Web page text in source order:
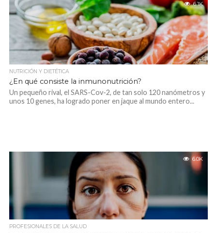
6.1K
NUTRICIÓN Y DIETÉTICA
¿En qué consiste la inmunonutrición?
Un pequeño rival, el SARS-Cov-2, de tan solo 120 nanómetros y
unos 10 genes, ha logrado poner en jaque al mundo entero...
6.0K
PROFESIONALES DE LA SALUD